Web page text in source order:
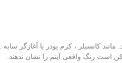
کانسیلر ، کرم پودر یا آغازگر سایه .
است رنگ واقعی آیتم را نشان ندهند.